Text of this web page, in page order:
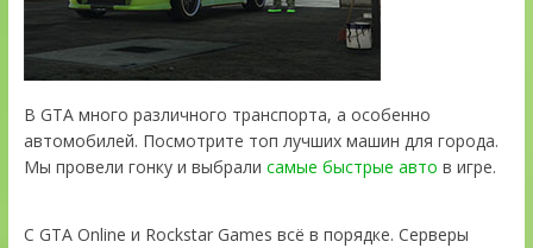
В GTA много различного транспорта, а особенно
автомобилей. Посмотрите топ лучших машин для города.
Мы провели гонку и выбрали самые быстрые авто в игре.
С GTA Online и Rockstar Games всё в порядке. Серверы